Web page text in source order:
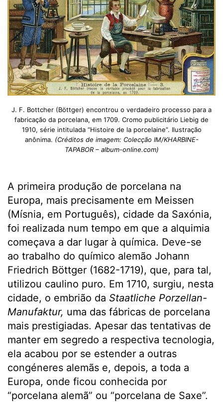
J. F. Bottcher (Böttger) encontrou o verdadeiro processo para a
fabricação da porcelana, em 1709. Cromo publicitário Liebig de
1910, série intitulada “Histoire de la porcelaine”. Ilustração
anônima. (Créditos de imagem: Colecção IM/KHARBINE-
TAPABOR – album-online.com)
A primeira produção de porcelana na
Europa, mais precisamente em Meissen
(Mísnia, em Português), cidade da Saxónia,
foi realizada num tempo em que a alquimia
começava a dar lugar à química. Deve-se
ao trabalho do químico alemão Johann
Friedrich Böttger (1682-1719), que, para tal,
utilizou caulino puro. Em 1710, surgiu, nesta
cidade, o embrião da Staatliche Porzellan-
Manufaktur, uma das fábricas de porcelana
mais prestigiadas. Apesar das tentativas de
manter em segredo a respectiva tecnologia,
ela acabou por se estender a outras
congéneres alemãs e, depois, a toda a
Europa, onde ficou conhecida por
“porcelana alemã” ou “porcelana de Saxe”.